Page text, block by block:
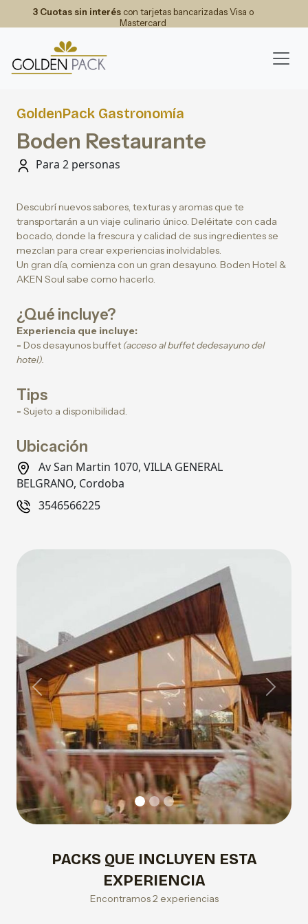
3 Cuotas sin interéscon tarjetas bancarizadas Visa o
Mastercard
GoldenPack Gastronomía
Boden Restaurante
Para 2 personas
Descubrí nuevos sabores, texturas y aromas que te
transportarán a un viaje culinario único. Deléitate con cada
bocado, donde la frescura y calidad de sus ingredientes se
mezclan para crear experiencias inolvidables.
Un gran día, comienza con un gran desayuno. Boden Hotel &
AKEN Soul sabe como hacerlo.
¿Qué incluye?
Experiencia que incluye:
- Dos desayunos buffet (acceso al buffet dedesayuno del
hotel).
Tips
- Sujeto a disponibilidad.
Ubicación
Av San Martin 1070, VILLA GENERAL
BELGRANO, Cordoba
3546566225
Previous Next
PACKS QUE INCLUYEN ESTA
EXPERIENCIA
Encontramos 2 experiencias